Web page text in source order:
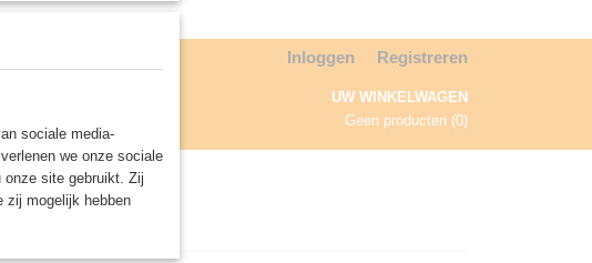
Inloggen Registreren
UW WINKELWAGEN
Geen producten (0)
AGENDA
sociale media-
we onze sociale
onze site gebruikt. Zij
zij mogelijk hebben